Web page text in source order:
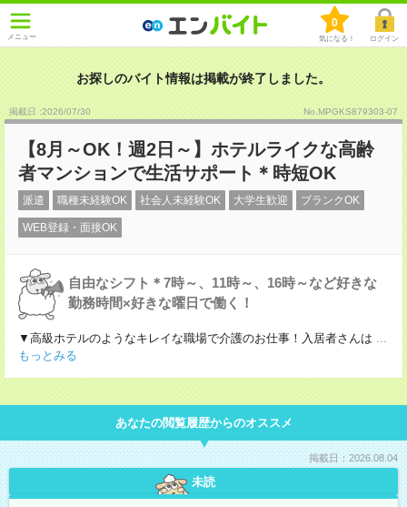
メニュー
0
気になる！ ログイン
お探しのバイト情報は掲載が終了しました。
掲載日 :2026/07/30 No.MPGKS879303-07
【8月～OK！週2日～】ホテルライクな高齢
者マンションで生活サポート＊時短OK
派遣 職種未経験OK 社会人未経験OK 大学生歓迎 ブランクOK
WEB登録・面接OK
自由なシフト＊7時～、11時～、16時～など好きな
勤務時間×好きな曜日で働く！
▼高級ホテルのようなキレイな職場で介護のお仕事！入居者さんは ...
もっとみる
あなたの閲覧履歴からのオススメ
掲載日：2026.08.04
未読